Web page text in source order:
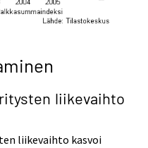
liikevaihto
liikevaihto kasvoi